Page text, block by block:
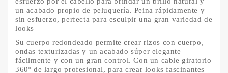
un acabado propio de peluquería. Peina rápidamente y
sin esfuerzo, perfecta para esculpir una gran variedad de
looks
Su cuerpo redondeado permite crear rizos con cuerpo,
ondas texturizadas y un acabado súper elegante
fácilmente y con un gran control. Con un cable giratorio
360º de largo profesional, para crear looks fascinantes